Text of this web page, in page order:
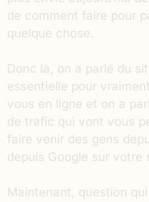
de comment faire pour
quelque chose.
Donc là, on a parlé du
essentielle pour
vous en ligne et on a
de trafic qui vont vous
faire venir des gens
depuis Google sur votre
Maintenant, question